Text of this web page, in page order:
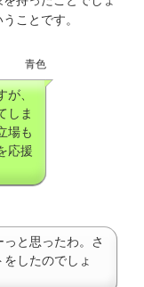
ことです。
青色
が、
しま
場も
応援
と思ったわ。さ
したのでしょ